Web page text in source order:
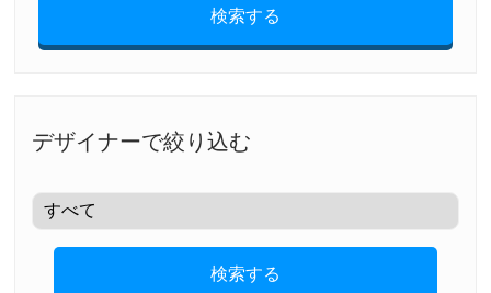
検索する
デザイナーで絞り込む
検索する